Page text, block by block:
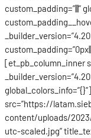
custom_padding=”|||”
[et_pb_column_inner
src=”https://
content/uploads/
utc-scaled.jpg”